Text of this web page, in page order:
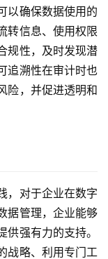
以确保数据使用的
转信息、使用权限
规性，及时发现潜
追溯性在审计时也
险，并促进透明和
，对于企业在数字
据管理，企业能够
强有力的支持。
战略、利用专门工